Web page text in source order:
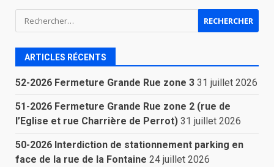
Rechercher :
ARTICLES RÉCENTS
52-2026 Fermeture Grande Rue zone 3 31 juillet 2026
51-2026 Fermeture Grande Rue zone 2 (rue de
l’Eglise et rue Charrière de Perrot) 31 juillet 2026
50-2026 Interdiction de stationnement parking en
face de la rue de la Fontaine 24 juillet 2026